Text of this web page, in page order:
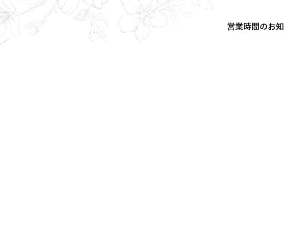
営業時間のお